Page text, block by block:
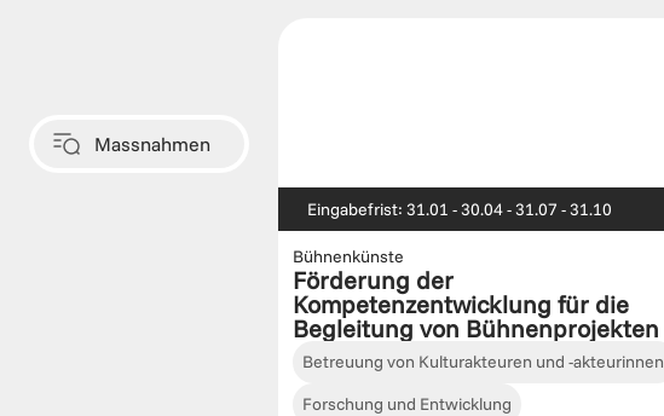
Massnahmen
Eingabefrist: 31.01 - 30.04 - 31.07 - 31.10
Bühnenkünste
Förderung der
Kompetenzentwicklung für die
Begleitung von Bühnenprojekten
Betreuung von Kulturakteuren und -akteurinnen
Forschung und Entwicklung